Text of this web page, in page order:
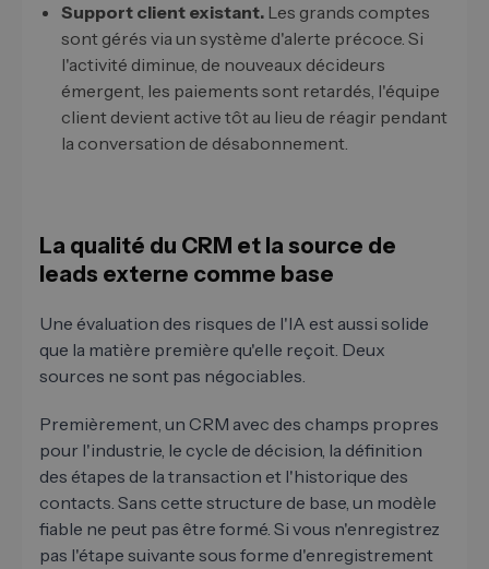
Support client existant. Les grands comptes
sont gérés via un système d'alerte précoce. Si
l'activité diminue, de nouveaux décideurs
émergent, les paiements sont retardés, l'équipe
client devient active tôt au lieu de réagir pendant
la conversation de désabonnement.
La qualité du CRM et la source de
leads externe comme base
Une évaluation des risques de l'IA est aussi solide
que la matière première qu'elle reçoit. Deux
sources ne sont pas négociables.
Premièrement, un CRM avec des champs propres
pour l'industrie, le cycle de décision, la définition
des étapes de la transaction et l'historique des
contacts. Sans cette structure de base, un modèle
fiable ne peut pas être formé. Si vous n'enregistrez
pas l'étape suivante sous forme d'enregistrement